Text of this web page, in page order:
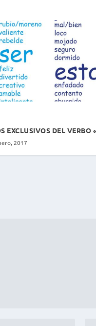
EXCLUSIVOS DEL VERBO
2017